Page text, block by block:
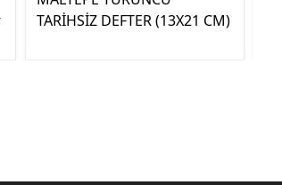
TARİHSİZ DEFTER (13X21 CM)